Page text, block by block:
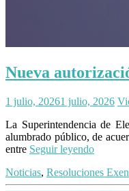
Nueva
1 julio, 20261 julio, 2026
La Superintendencia de
alumbrado público, de
entre Seguir leyendo
Noticias, Resoluciones